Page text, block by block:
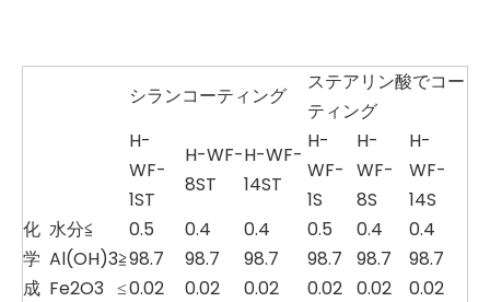
シランコーティング
ステアリン酸でコー
ティング
H-
WF-
1ST
H-WF-
8ST
H-WF-
14ST
H-
WF-
1S
H-
WF-
8S
H-
WF-
14S
化
学
成
水分≦ 0.5 0.4 0.4 0.5 0.4
0.4
Al(OH)3≧98.7 98.7 98.7 98.7 98.7
98.7
Fe2O3 ≤0.02 0.02 0.02 0.02 0.02
0.02